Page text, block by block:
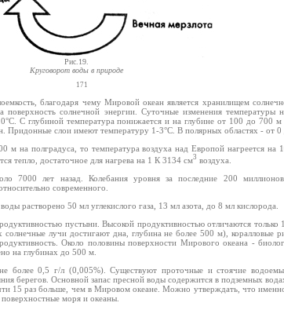
Рис.19.
Круговорот воды в природе
171
благодаря чему Мировой океан является хранилищем
солнечной энергии. Суточные изменения температуры
С глубиной температура понижается и на глубине от 100 до 700 м
Придонные слои имеют температуру 1-3°С. В полярных областях - от 0
м на полградуса, то температура воздуха над Европой нагреется на
тепло, достаточное для нагрева на 1 К 3134 см3 воздуха.
7000 лет назад. Колебания уровня за последние 200
современного.
растворено 50 мл углекислого газа, 13 мл азота, до 8 мл кислорода.
пустыни. Высокой продуктивностью отличаются только
лучи достигают дна, глубина не более 500 м), коралловые
Около половины поверхности Мирового океана -
на глубинах до 500 м.
более 0,5 г/л (0,005%). Существуют проточные и стоячие
берегов. Основной запас пресной воды содержится в подземных
15 раз больше, чем в Мировом океане. Можно утверждать, что
моря и океаны.